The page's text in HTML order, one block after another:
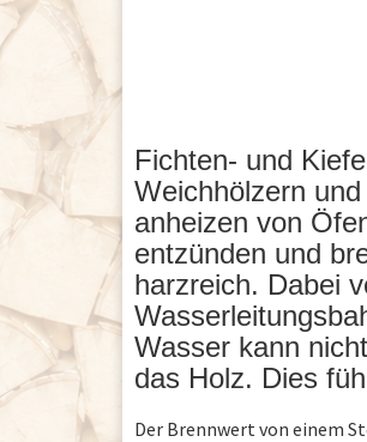
Fichten- und
Weichhölzern
anheizen von
entzünden und
harzreich. Dabei
Wasser kann
das Holz. Dies
Der Brennwert von einem